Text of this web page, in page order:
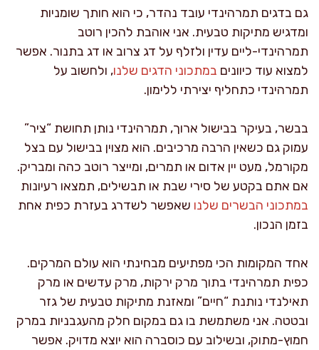
גם בדגים תמרהינדי עובד נהדר, כי הוא חותך שומניות
ומדגיש מתיקות טבעית. אני אוהבת להכין רוטב
תמרהינדי-ליים עדין ולזלף על דג צרוב או דג בתנור. אפשר
למצוא עוד כיוונים במתכוני הדגים שלנו, ולחשוב על
תמרהינדי כתחליף יצירתי ללימון.
בבשר, בעיקר בבישול ארוך, תמרהינדי נותן תחושת “ציר”
עמוק גם כשאין הרבה מרכיבים. הוא מצוין בבישול עם בצל
מקורמל, מעט יין אדום או תמרים, ומייצר רוטב כהה ומבריק.
אם אתם בקטע של סירי שבת או תבשילים, תמצאו רעיונות
במתכוני הבשרים שלנו שאפשר לשדרג בעזרת כפית אחת
בזמן הנכון.
אחד המקומות הכי מפתיעים מבחינתי הוא עולם המרקים.
כפית תמרהינדי בתוך מרק ירקות, מרק עדשים או מרק
תאילנדי נותנת “חיים” ומאזנת מתיקות טבעית של גזר
ובטטה. אני משתמשת בו גם במקום חלק מהעגבניות במרק
חמוץ-מתוק, ובשילוב עם כוסברה הוא יוצא מדויק. אפשר